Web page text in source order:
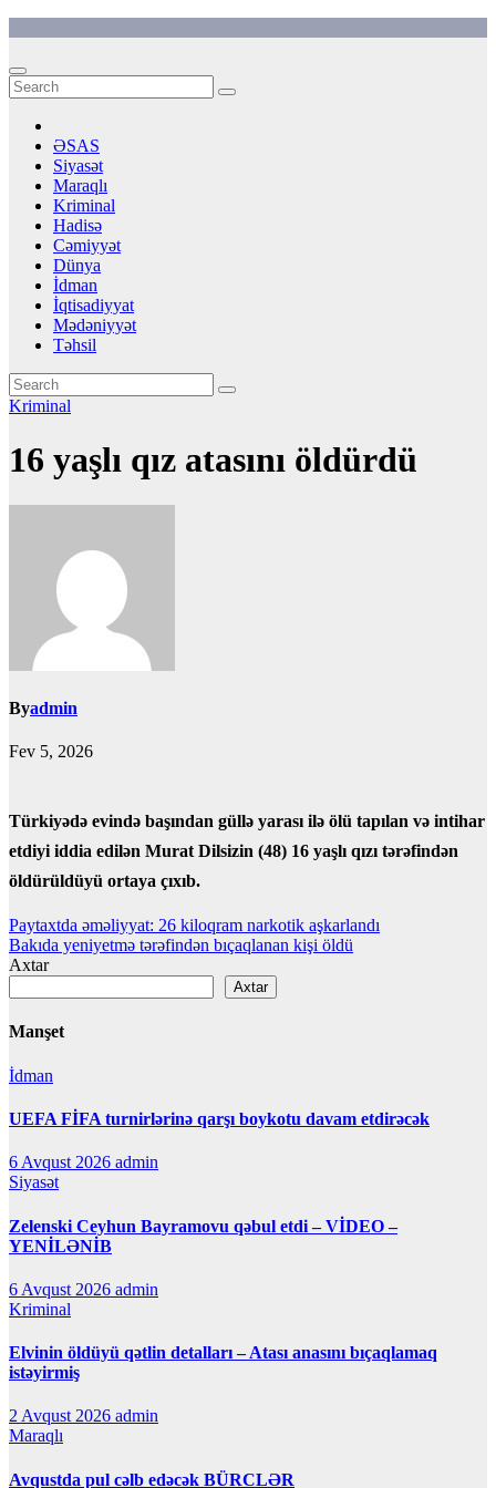
content
ƏSAS
Siyasət
Maraqlı
Kriminal
Hadisə
Cəmiyyət
Dünya
İdman
İqtisadiyyat
Mədəniyyət
Təhsil
Kriminal
16 yaşlı qız atasını öldürdü
Byadmin
Fev 5, 2026
Türkiyədə evində başından güllə yarası ilə ölü tapılan və intihar
etdiyi iddia edilən Murat Dilsizin (48) 16 yaşlı qızı tərəfindən
öldürüldüyü ortaya çıxıb.
Yazı
naviqasiyası
Paytaxtda əməliyyat: 26 kiloqram narkotik aşkarlandı
Bakıda yeniyetmə tərəfindən bıçaqlanan kişi öldü
Axtar
Axtar
Manşet
İdman
UEFA FİFA turnirlərinə qarşı boykotu davam etdirəcək
6 Avqust 2026 admin
Siyasət
Zelenski Ceyhun Bayramovu qəbul etdi – VİDEO –
YENİLƏNİB
6 Avqust 2026 admin
Kriminal
Elvinin öldüyü qətlin detalları – Atası anasını bıçaqlamaq
istəyirmiş
2 Avqust 2026 admin
Maraqlı
Avqustda pul cəlb edəcək BÜRCLƏR